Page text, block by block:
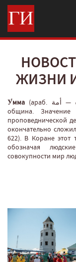
ЖИЗНИ
У́мма (араб. أمة‎‎ —
община. Значение
проповеднической
окончательно
622). В Коране этот
обозначая
совокупности мир